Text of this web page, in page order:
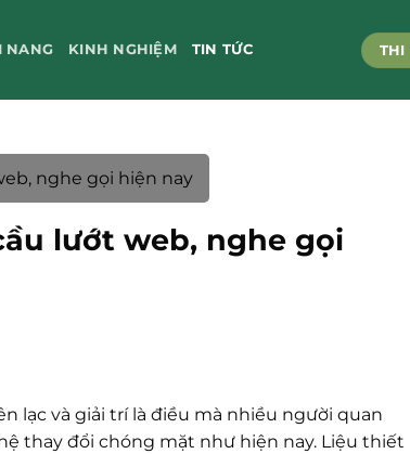
NANG KINH NGHIỆM TIN TỨC THI
nghe gọi hiện nay
lướt web, nghe gọi
lạc và giải trí là điều mà nhiều người quan
thay đổi chóng mặt như hiện nay. Liệu thiết